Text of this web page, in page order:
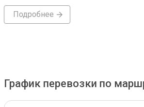
Подробнее
График перевозки по